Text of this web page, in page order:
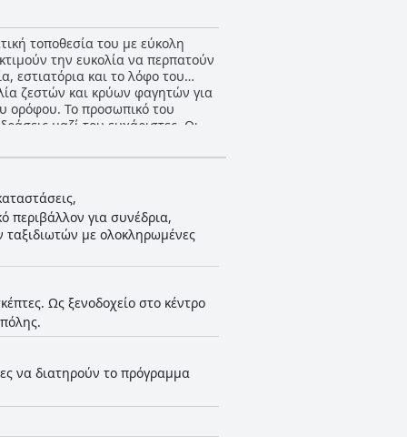
τοποθεσία του με εύκολη
την ευκολία να περπατούν
εστιατόρια και το λόφο του
ζεστών και κρύων φαγητών για
ορόφου. Το προσωπικό του
μαζί του ευχάριστες. Οι
όροφο, είναι επίσης καλά
Ενώ ορισμένοι επισκέπτες
συνολικά το ξενοδοχείο είναι
για συνέδρια,
ταξιδιωτών με ολοκληρωμένες
Ως ξενοδοχείο στο κέντρο
να διατηρούν το πρόγραμμα